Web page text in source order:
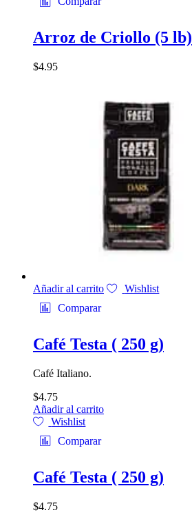
Arroz de Criollo (5 lb)
$4.95
Añadir al carrito
Wishlist
Comparar
Café Testa ( 250 g)
Café Italiano.
$4.75
Añadir al carrito
Wishlist
Comparar
Café Testa ( 250 g)
$4.75